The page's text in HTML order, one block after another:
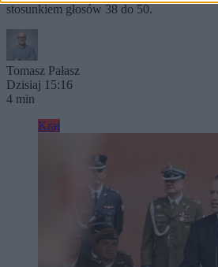
stosunkiem głosów 38 do 50.
Tomasz Pałasz
Dzisiaj 15:16
4 min
Kraj